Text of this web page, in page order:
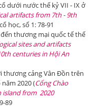
dưới nước thế kỷ VII - IX ở
artifacts from 7th - 9th
học, số 1: 78-91
đến thương mại quốc tế thế
sites and artifacts
centuries in Hội An
thương cảng Vân Đồn trên
2020 (Cổng Chào
island from 2020
89